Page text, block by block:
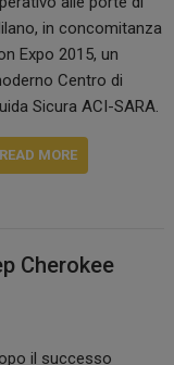
in concomitanza
Expo 2015, un
Centro di
Sicura ACI-SARA.
READ MORE
Cherokee
il successo